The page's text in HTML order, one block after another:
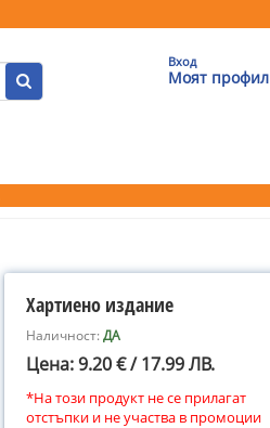
Вход
Моят профил
Хартиено издание
Наличност:ДА
Цена: 9.20 € / 17.99 ЛВ.
*На този продукт не се прилагат
отстъпки и не участва в промоции